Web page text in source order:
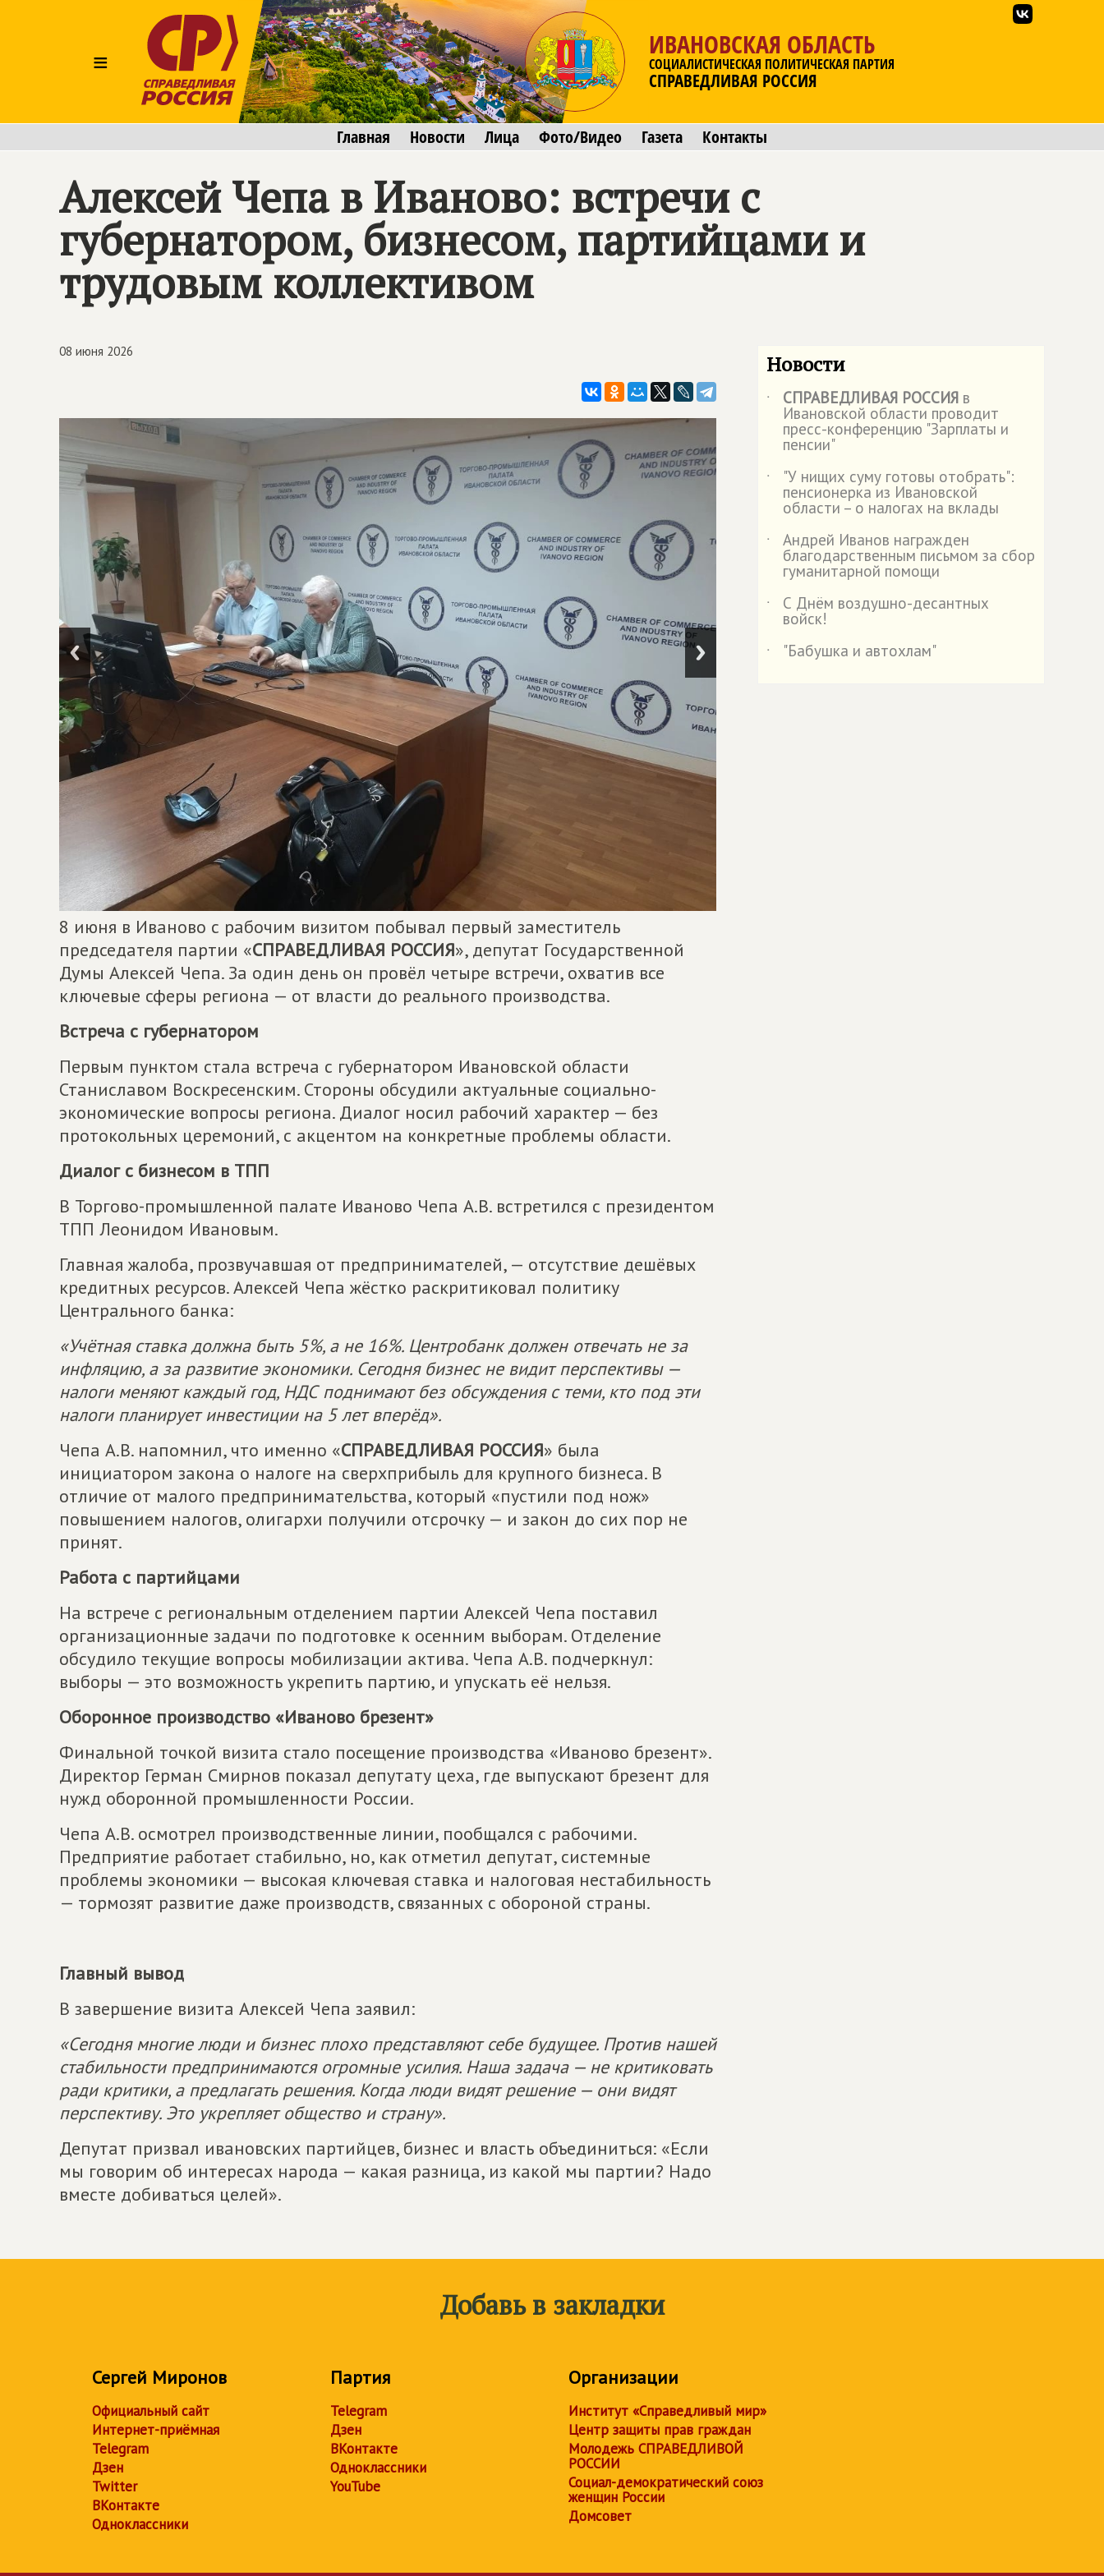
≡
ИВАНОВСКАЯ ОБЛАСТЬ
СОЦИАЛИСТИЧЕСКАЯ ПОЛИТИЧЕСКАЯ ПАРТИЯ
СПРАВЕДЛИВАЯ РОССИЯ
Главная Новости Лица Фото/Видео Газета Контакты
Алексей Чепа в Иваново: встречи с
губернатором, бизнесом, партийцами и
трудовым коллективом
08 июня 2026
8 июня в Иваново с рабочим визитом побывал первый заместитель
председателя партии «СПРАВЕДЛИВАЯ РОССИЯ», депутат Государственной
Думы Алексей Чепа. За один день он провёл четыре встречи, охватив все
ключевые сферы региона — от власти до реального производства.
Встреча с губернатором
Первым пунктом стала встреча с губернатором Ивановской области
Станиславом Воскресенским. Стороны обсудили актуальные социально-
экономические вопросы региона. Диалог носил рабочий характер — без
протокольных церемоний, с акцентом на конкретные проблемы области.
Диалог с бизнесом в ТПП
В Торгово-промышленной палате Иваново Чепа А.В. встретился с президентом
ТПП Леонидом Ивановым.
Главная жалоба, прозвучавшая от предпринимателей, — отсутствие дешёвых
кредитных ресурсов. Алексей Чепа жёстко раскритиковал политику
Центрального банка:
«Учётная ставка должна быть 5%, а не 16%. Центробанк должен отвечать не за
инфляцию, а за развитие экономики. Сегодня бизнес не видит перспективы —
налоги меняют каждый год, НДС поднимают без обсуждения с теми, кто под эти
налоги планирует инвестиции на 5 лет вперёд».
Чепа А.В. напомнил, что именно «СПРАВЕДЛИВАЯ РОССИЯ» была
инициатором закона о налоге на сверхприбыль для крупного бизнеса. В
отличие от малого предпринимательства, который «пустили под нож»
повышением налогов, олигархи получили отсрочку — и закон до сих пор не
принят.
Работа с партийцами
На встрече с региональным отделением партии Алексей Чепа поставил
организационные задачи по подготовке к осенним выборам. Отделение
обсудило текущие вопросы мобилизации актива. Чепа А.В. подчеркнул:
выборы — это возможность укрепить партию, и упускать её нельзя.
Оборонное производство «Иваново брезент»
Финальной точкой визита стало посещение производства «Иваново брезент».
Директор Герман Смирнов показал депутату цеха, где выпускают брезент для
нужд оборонной промышленности России.
Чепа А.В. осмотрел производственные линии, пообщался с рабочими.
Предприятие работает стабильно, но, как отметил депутат, системные
проблемы экономики — высокая ключевая ставка и налоговая нестабильность
— тормозят развитие даже производств, связанных с обороной страны.
Главный вывод
В завершение визита Алексей Чепа заявил:
«Сегодня многие люди и бизнес плохо представляют себе будущее. Против нашей
стабильности предпринимаются огромные усилия. Наша задача — не критиковать
ради критики, а предлагать решения. Когда люди видят решение — они видят
перспективу. Это укрепляет общество и страну».
Депутат призвал ивановских партийцев, бизнес и власть объединиться: «Если
мы говорим об интересах народа — какая разница, из какой мы партии? Надо
вместе добиваться целей».
Новости
˙ СПРАВЕДЛИВАЯ РОССИЯ в
Ивановской области проводит
пресс-конференцию "Зарплаты и
пенсии"
˙
"У нищих суму готовы отобрать":
пенсионерка из Ивановской
области – о налогах на вклады
˙
Андрей Иванов награжден
благодарственным письмом за сбор
гуманитарной помощи
˙
С Днём воздушно-десантных
войск!
˙
"Бабушка и автохлам"
Добавь в закладки
Сергей Миронов
Официальный сайт
Интернет-приёмная
Telegram
Дзен
Twitter
ВКонтакте
Одноклассники
Партия
Telegram
Дзен
ВКонтакте
Одноклассники
YouTube
Организации
Институт «Справедливый мир»
Центр защиты прав граждан
Молодежь СПРАВЕДЛИВОЙ
РОССИИ
Социал-демократический союз
женщин России
Домсовет